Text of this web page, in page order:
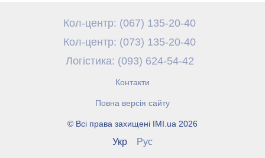
Кол-центр: (067) 135-20-40
Кол-центр: (073) 135-20-40
Логістика: (093) 624-54-42
Контакти
Повна версія сайту
© Всі права захищені IMI.ua 2026
Укр Рус